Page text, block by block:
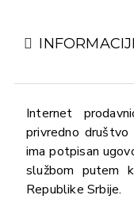
Internet
privredno
ima potpisan
službom putem
Republike Srbije.